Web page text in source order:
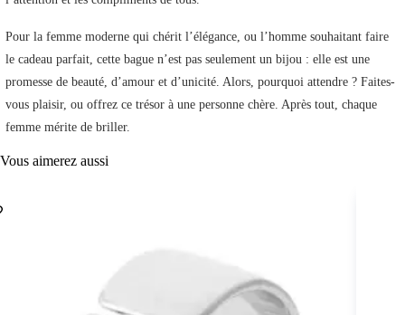
Pour la femme moderne qui chérit l’élégance, ou l’homme souhaitant faire
le cadeau parfait, cette bague n’est pas seulement un bijou : elle est une
promesse de beauté, d’amour et d’unicité. Alors, pourquoi attendre ? Faites-
vous plaisir, ou offrez ce trésor à une personne chère. Après tout, chaque
femme mérite de briller.
Vous aimerez aussi